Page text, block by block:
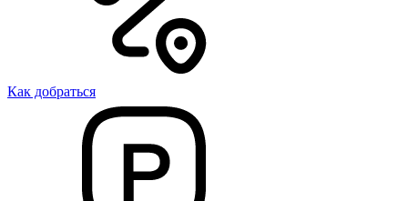
Как добраться